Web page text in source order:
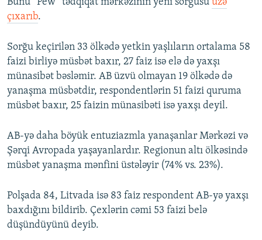
BIZIMLƏ ƏLAQƏ
Bunu “Pew” tədqiqat mərkəzinin yeni sorğusu üzə
çıxarıb.
Sorğu keçirilən 33 ölkədə yetkin yaşlıların ortalama 58
faizi birliyə müsbət baxır, 27 faiz isə elə də yaxşı
münasibət bəsləmir. AB üzvü olmayan 19 ölkədə də
yanaşma müsbətdir, respondentlərin 51 faizi quruma
müsbət baxır, 25 faizin münasibəti isə yaxşı deyil.
AB-yə daha böyük entuziazmla yanaşanlar Mərkəzi və
Şərqi Avropada yaşayanlardır. Regionun altı ölkəsində
müsbət yanaşma mənfini üstələyir (74% vs. 23%).
Polşada 84, Litvada isə 83 faiz respondent AB-yə yaxşı
baxdığını bildirib. Çexlərin cəmi 53 faizi belə
düşündüyünü deyib.